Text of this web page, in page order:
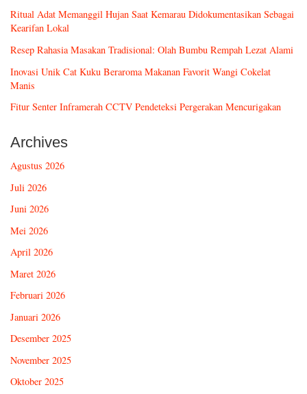
Ritual Adat Memanggil Hujan Saat Kemarau Didokumentasikan Sebagai
Kearifan Lokal
Resep Rahasia Masakan Tradisional: Olah Bumbu Rempah Lezat Alami
Inovasi Unik Cat Kuku Beraroma Makanan Favorit Wangi Cokelat
Manis
Fitur Senter Inframerah CCTV Pendeteksi Pergerakan Mencurigakan
Archives
Agustus 2026
Juli 2026
Juni 2026
Mei 2026
April 2026
Maret 2026
Februari 2026
Januari 2026
Desember 2025
November 2025
Oktober 2025